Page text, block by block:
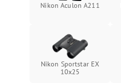
Nikon Aculon A211
Nikon Sportstar EX
10x25